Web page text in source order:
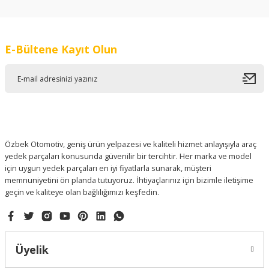
Ürün resmi kalitesiz, bozuk veya görüntülenemiyor.
Gönder
E-Bültene Kayıt Olun
Özbek Otomotiv, geniş ürün yelpazesi ve kaliteli hizmet anlayışıyla araç
yedek parçaları konusunda güvenilir bir tercihtir. Her marka ve model
için uygun yedek parçaları en iyi fiyatlarla sunarak, müşteri
memnuniyetini ön planda tutuyoruz. İhtiyaçlarınız için bizimle iletişime
geçin ve kaliteye olan bağlılığımızı keşfedin.
Üyelik